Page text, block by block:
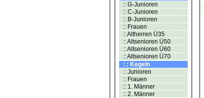
:: G-Junioren
:: C-Junioren
:: B-Junioren
:: Frauen
:: Altherren Ü35
:: Altsenioren Ü50
:: Altsenioren Ü60
:: Altsenioren Ü70
: : Kegeln
:: Junioren
:: Frauen
:: 1. Männer
:: 2. Männer